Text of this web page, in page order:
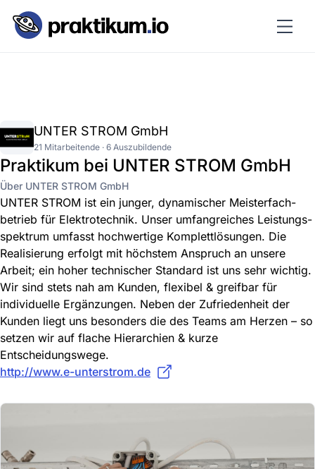
UNTER STROM GmbH
21 Mitarbeitende · 6 Auszubildende
Praktikum bei UNTER STROM GmbH
Über UNTER STROM GmbH
UNTER STROM ist ein junger, dynamischer Meisterfach­
betrieb für Elektro­technik. Unser umfangreiches Leistungs­
spektrum umfasst hochwertige Komplettlösungen. Die
Realisierung erfolgt mit höchstem Anspruch an unsere
Arbeit; ein hoher technischer Standard ist uns sehr wichtig.
Wir sind stets nah am Kunden, flexibel & greifbar für
individuelle Ergänzungen. Neben der Zufriedenheit der
Kunden liegt uns besonders die des Teams am Herzen – so
setzen wir auf flache Hierarchien & kurze
Entscheidungswege.
http://www.e-unterstrom.de